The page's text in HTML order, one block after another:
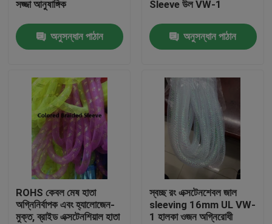
মান নিয়ন্ত্রণ
উদ্ধৃতির জন্য আবেদন
নমনীয় পিভিসি টিউবিং
তাপ সঙ্কুচিত নল
ঢেউখেলান নমনীয় টিউবিং
সজ্জা আনুষাঙ্গিক
অনুসন্ধান পাঠান
Sleeve উল VW-1
অনুসন্ধান পাঠান
ROHS কেবল মেষ হাতা
অগ্নিনির্বাপক এবং হ্যালোজেন-
মুক্ত, ব্রাইড এক্সটেনশিয়াল হাতা
স্বচ্ছ রং এক্সটেনশেবল জাল
sleeving 16mm UL VW-
1 হালকা ওজন অগ্নিরোধী